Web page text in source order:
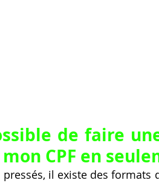
de faire
mon CPF en
pressés, il existe des